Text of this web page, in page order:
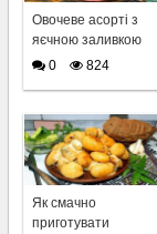
Овочеве асорті з
яєчною заливкою
0
824
Як смачно
приготувати